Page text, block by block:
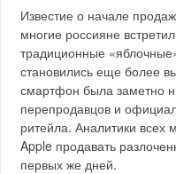
Известие о начале
многие россияне
традиционные
становились еще более
смартфон была заметно
перепродавцов и
ритейла. Аналитики всех
Apple продавать
первых же дней.